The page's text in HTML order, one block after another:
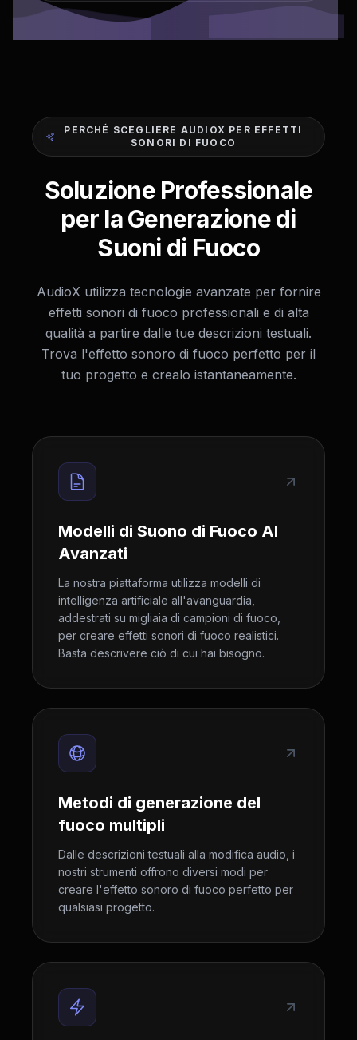
PERCHÉ SCEGLIERE AUDIOX PER EFFETTI
SONORI DI FUOCO
Soluzione Professionale
per la Generazione di
Suoni di Fuoco
AudioX utilizza tecnologie avanzate per fornire
effetti sonori di fuoco professionali e di alta
qualità a partire dalle tue descrizioni testuali.
Trova l'effetto sonoro di fuoco perfetto per il
tuo progetto e crealo istantaneamente.
Modelli di Suono di Fuoco AI
Avanzati
La nostra piattaforma utilizza modelli di
intelligenza artificiale all'avanguardia,
addestrati su migliaia di campioni di fuoco,
per creare effetti sonori di fuoco realistici.
Basta descrivere ciò di cui hai bisogno.
Metodi di generazione del
fuoco multipli
Dalle descrizioni testuali alla modifica audio, i
nostri strumenti offrono diversi modi per
creare l'effetto sonoro di fuoco perfetto per
qualsiasi progetto.